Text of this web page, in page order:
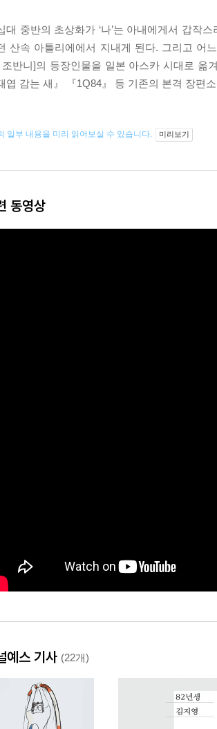
대 중반의 초상화가 ‘나’는 아내에게서 갑작
산속 아틀리에에서 지내게 된다. 그리고 어
조반니]의 등장인물을 일본 아스카 시대로 옮
엽 감는 새』 『1Q84』 등 기존의 본격 장편
일부 내용을 미리 읽어보실 수 있습니다. 미리보기
동영상
예스 기사 (22개)